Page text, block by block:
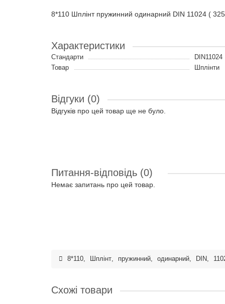
8*110 Шплінт пружинний одинарний DIN 11024 (
Характеристики
Стандарти
DIN11024
Товар
Шплінти
Відгуки (0)
Відгуків про цей товар ще не було.
Питання-відповідь (0)
Немає запитань про цей товар.
8*110, Шплінт, пружинний, одинарний, DIN,
Схожі товари